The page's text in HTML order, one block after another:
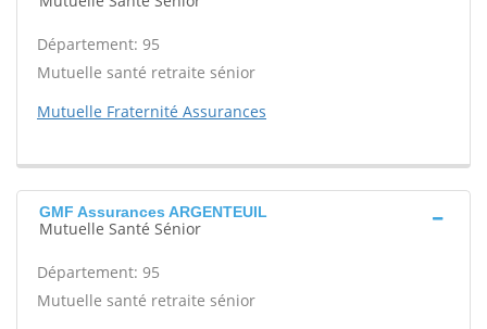
Département: 95
Mutuelle santé retraite sénior
Mutuelle Fraternité Assurances
GMF Assurances ARGENTEUIL
Mutuelle Santé Sénior
Département: 95
Mutuelle santé retraite sénior